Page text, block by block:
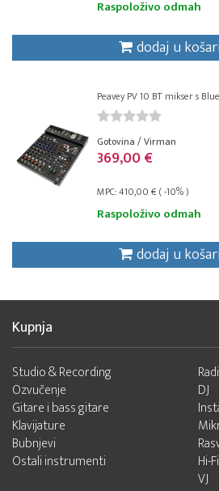
Raspoloživo odmah
dodaj u
Peavey PV 10 BT mikser s
Gotovina / Virman
369,00 €
MPC: 410,00 € ( -10% )
Raspoloživo odmah
dodaj u
Kupnja
Studio & Recording
Ozvučenje
Gitare i bass gitare
Klavijature
Bubnjevi
Ostali instrumenti
DJ
Hi-Fi
VJ